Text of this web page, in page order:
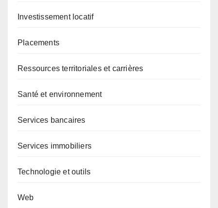
Investissement locatif
Placements
Ressources territoriales et carrières
Santé et environnement
Services bancaires
Services immobiliers
Technologie et outils
Web